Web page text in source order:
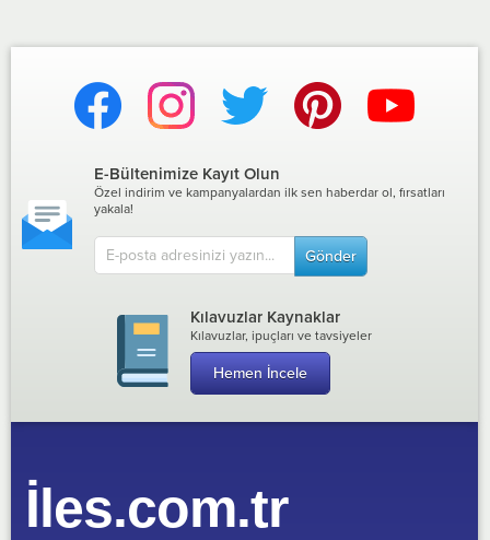
E-Bültenimize Kayıt Olun
Özel indirim ve kampanyalardan ilk sen haberdar ol, fırsatları
yakala!
Gönder
Kılavuzlar Kaynaklar
Kılavuzlar, ipuçları ve tavsiyeler
Hemen İncele
İles.com.tr